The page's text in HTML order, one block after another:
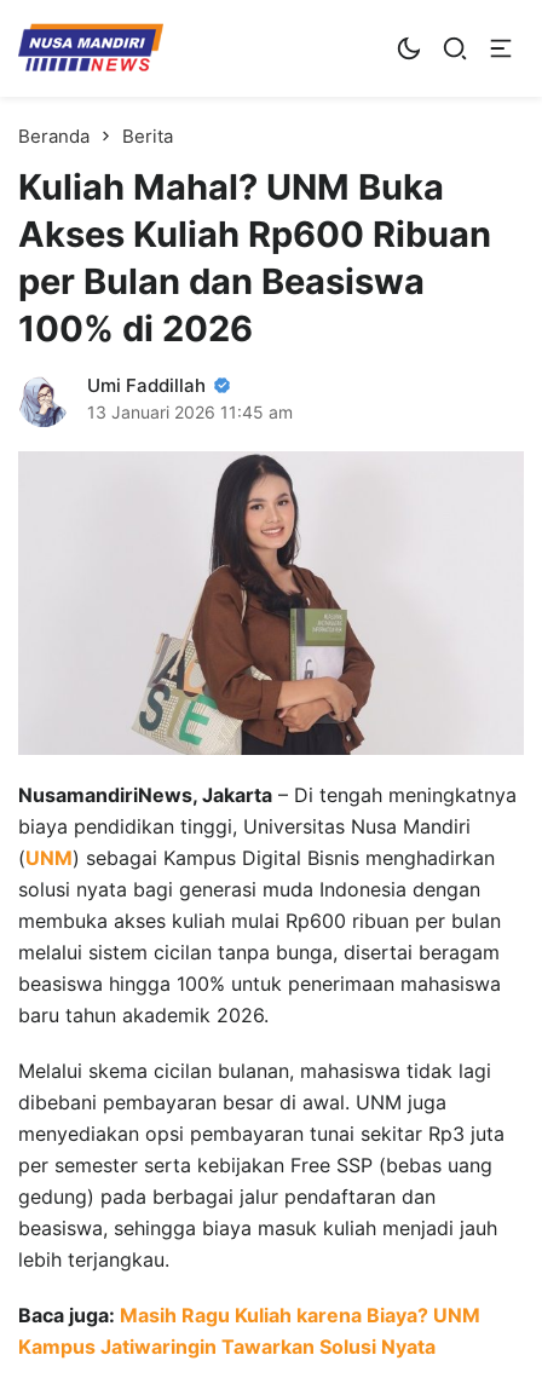
Kampus Digital Bisnis
Universitas Nusa Mandiri
Beranda Berita
Kuliah Mahal? UNM Buka
Akses Kuliah Rp600 Ribuan
per Bulan dan Beasiswa
100% di 2026
Umi Faddillah
13 Januari 2026 11:45 am
NusamandiriNews, Jakarta – Di tengah meningkatnya
biaya pendidikan tinggi, Universitas Nusa Mandiri
(UNM) sebagai Kampus Digital Bisnis menghadirkan
solusi nyata bagi generasi muda Indonesia dengan
membuka akses kuliah mulai Rp600 ribuan per bulan
melalui sistem cicilan tanpa bunga, disertai beragam
beasiswa hingga 100% untuk penerimaan mahasiswa
baru tahun akademik 2026.
Melalui skema cicilan bulanan, mahasiswa tidak lagi
dibebani pembayaran besar di awal. UNM juga
menyediakan opsi pembayaran tunai sekitar Rp3 juta
per semester serta kebijakan Free SSP (bebas uang
gedung) pada berbagai jalur pendaftaran dan
beasiswa, sehingga biaya masuk kuliah menjadi jauh
lebih terjangkau.
Baca juga: Masih Ragu Kuliah karena Biaya? UNM
Kampus Jatiwaringin Tawarkan Solusi Nyata